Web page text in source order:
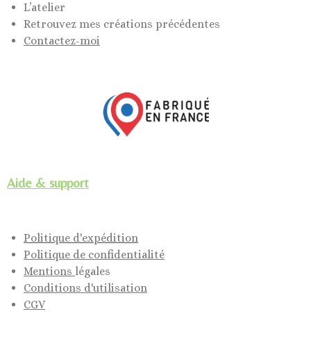
L’atelier
Retrouvez mes créations précédentes
Contactez-moi
Aide & support
Politique d'expédition
Politique de confidentialité
Mentions légales
Conditions d'utilisation
CGV